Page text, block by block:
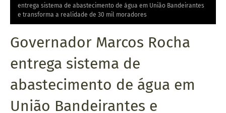
S
T
entrega sistema de abastecimento de água em União Bandeirantes
e transforma a realidade de 30 mil moradores
Governador Marcos Rocha
entrega sistema de
abastecimento de água em
União Bandeirantes e